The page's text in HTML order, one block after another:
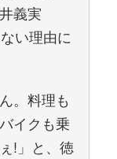
義実
い理由に
。料理も
イクも乗
!」と、徳